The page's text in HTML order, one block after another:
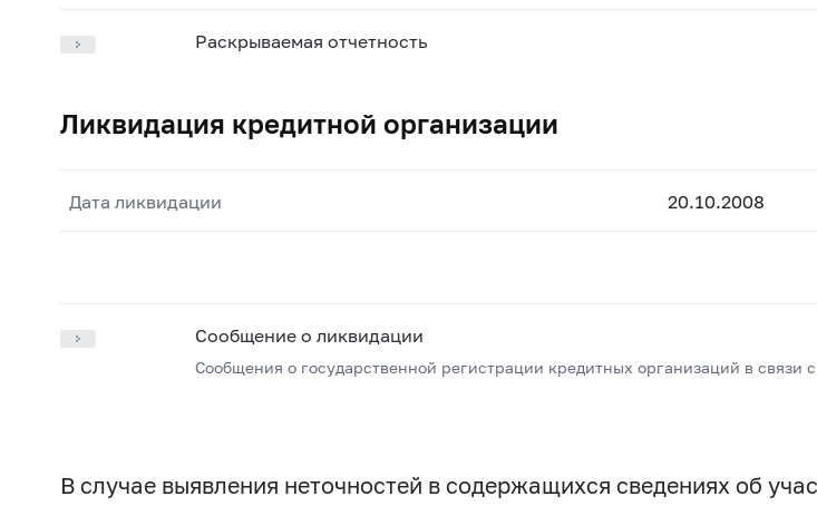
Раскрываемая отчетность
Ликвидация кредитной организации
Дата ликвидации 20.10.2008
Сообщение о ликвидации
Сообщения о государственной регистрации кредитных организаций в связи
В случае выявления неточностей в содержащихся сведениях об